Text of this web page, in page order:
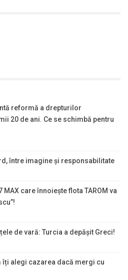
reformă a drepturilor
20 de ani. Ce se schimbă pentru
între imagine și responsabilitate
care înnoiește flota TAROM va
de vară: Turcia a depășit Greci!
îți alegi cazarea dacă mergi cu